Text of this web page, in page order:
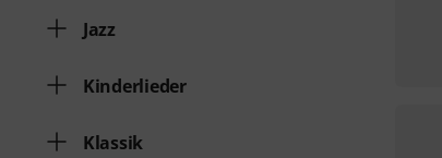
Jazz
Kinderlieder
Klassik